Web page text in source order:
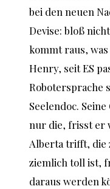
bei den neuen
Devise: bloß
kommt raus,
Henry, seit ES
Robotersprache
Seelendoc.
nur die, frisst er
Alberta trifft, die
ziemlich toll ist,
daraus werden